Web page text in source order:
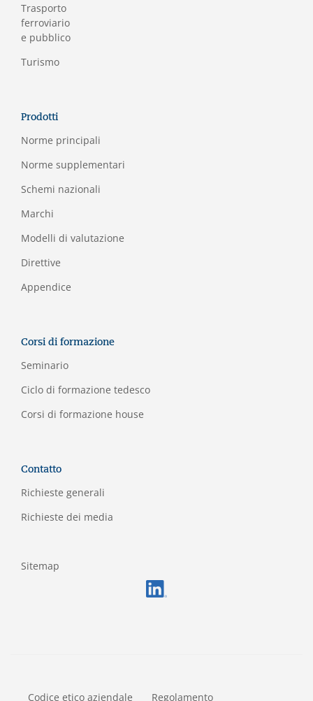
Trasporto
ferroviario
e pubblico
Turismo
Prodotti
Norme principali
Norme supplementari
Schemi nazionali
Marchi
Modelli di valutazione
Direttive
Appendice
Corsi di formazione
Seminario
Ciclo di formazione tedesco
Corsi di formazione house
Contatto
Richieste generali
Richieste dei media
Sitemap
Codice etico aziendale Regolamento